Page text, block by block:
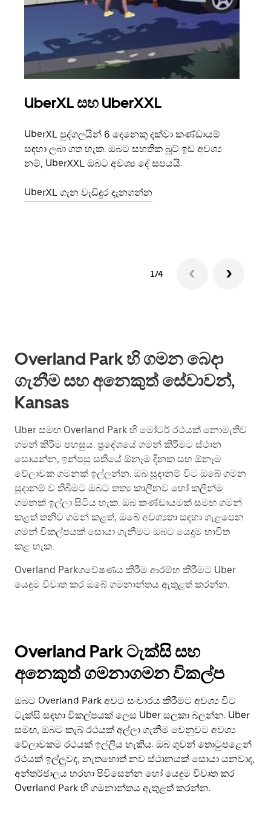
UberXL සහ UberXXL
UberXL පුද්ගලයින් 6 දෙනෙකු දක්වා කණ්ඩායම්
සඳහා ලබා ගත හැක. ඔබට සහතික බූට් ඉඩ අවශ්‍ය
නම්, UberXXL ඔබට අවශ්‍ය දේ සපයයි.
UberXL ගැන වැඩිදුර දැනගන්න
1/4
Overland Park හි ගමන බෙදා
ගැනීම සහ අනෙකුත් සේවාවන්,
Kansas
Uber සමඟ Overland Park හි මෝටර් රථයක් නොමැතිව
ගමන් කිරීම පහසුය. ප්‍රදේශයේ ගමන් කිරීමට ස්ථාන
සොයන්න, ඉන්පසු සතියේ ඕනෑම දිනක සහ ඕනෑම
වේලාවක ගමනක් ඉල්ලන්න. ඔබ සූදානම් විට ඔබේ ගමන
සූදානම් ව තිබීමට ඔබට තත්‍ය කාලීනව හෝ කලින්ම
ගමනක් ඉල්ලා සිටිය හැක. ඔබ කණ්ඩායමක් සමඟ ගමන්
කළත් තනිව ගමන් කළත්, ඔබේ අවශ්‍යතා සඳහා ගැළපෙන
ගමන් විකල්පයක් සොයා ගැනීමට ඔබට යෙදුම භාවිත
කළ හැක.
Overland Parkගවේෂණය කිරීම ආරම්භ කිරීමට Uber
යෙදුම විවෘත කර ඔබේ ගමනාන්තය ඇතුළත් කරන්න.
Overland Park ටැක්සි සහ
අනෙකුත් ගමනාගමන විකල්ප
ඔබට Overland Park අවට සංචාරය කිරීමට අවශ්‍ය විට
ටැක්සි සඳහා විකල්පයක් ලෙස Uber සලකා බලන්න. Uber
සමඟ, ඔබට කැබ් රථයක් අල්ලා ගැනීම වෙනුවට අවශ්‍ය
වේලාවකම රථයක් ඉල්ලිය හැකිය. ඔබ ගුවන් තොටුපළෙන්
රථයක් ඉල්ලුවද, නැතහොත් නව ස්ථානයක් සොයා යනවාද,
අන්තර්ජාලය හරහා පිවිසෙන්න හෝ යෙදුම විවෘත කර
Overland Park හි ගමනාන්තය ඇතුළත් කරන්න.